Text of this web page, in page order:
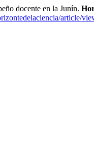
docente en la Junín.
article/